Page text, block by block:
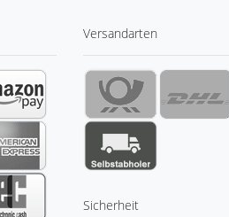
Versandarten
Sicherheit